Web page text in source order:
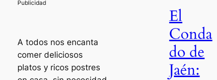
A todos nos encanta
comer deliciosos
platos y ricos postres
El
Conda
do de
Jaén: